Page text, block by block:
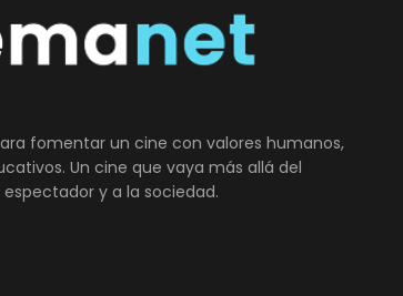
fomentar un cine con valores humanos,
Un cine que vaya más allá del
y a la sociedad.